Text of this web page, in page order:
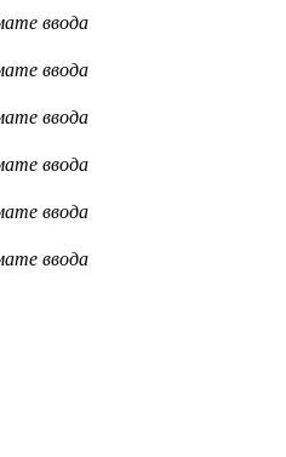
ввода
ввода
ввода
ввода
ввода
ввода